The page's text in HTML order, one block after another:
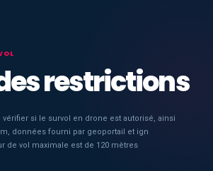
restrictions
vérifier si le survol en drone est autorisé, ainsi
données fourni par geoportail et ign
de vol maximale est de 120 mètres